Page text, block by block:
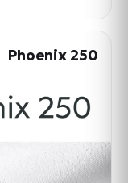
Phoenix 250